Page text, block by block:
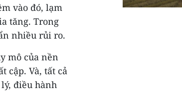
vào đó, lạm
tăng. Trong
nhiều rủi ro.
mô của nền
cập. Và, tất cả
điều hành